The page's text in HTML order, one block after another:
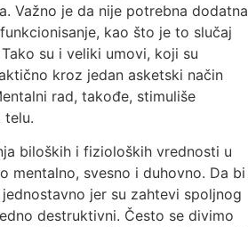
Važno je da nije potrebna dodatna
kao što je to slučaj
su i veliki umovi, koji su
kroz jedan asketski način
rad, takođe, stimuliše
telu.
biloških i fizioloških vrednosti u
mentalno, svesno i duhovno. Da bi
jer su zahtevi spoljnog
destruktivni. Često se divimo